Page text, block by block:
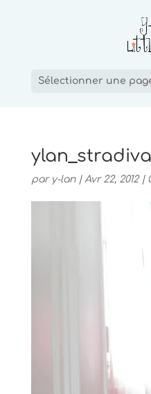
Sélectionner une
par y-lan| Avr 22, 2012|